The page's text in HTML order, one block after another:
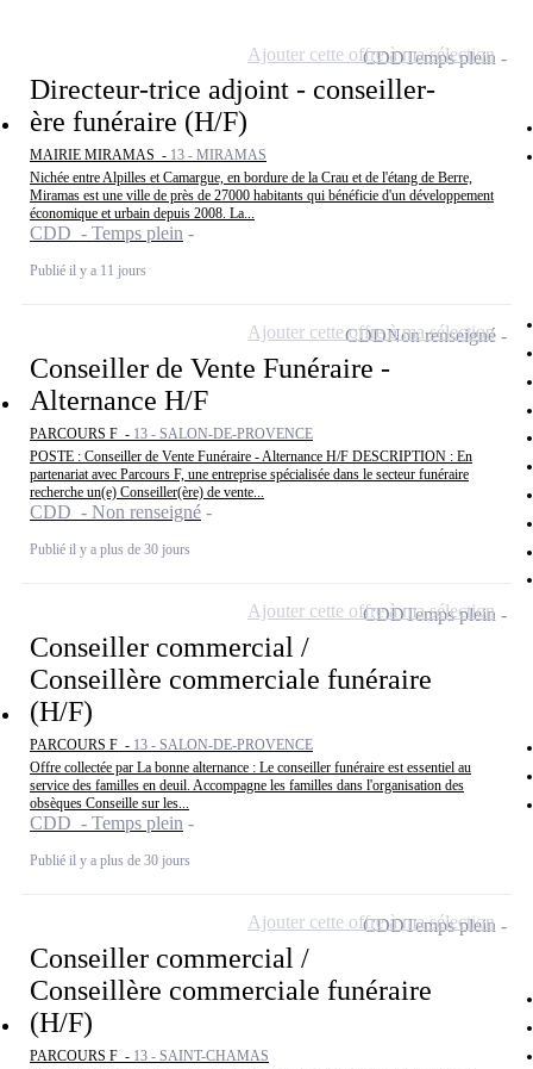
Directeur-trice adjoint - conseiller-
ère funéraire (H/F)
MAIRIE MIRAMAS - 13 - MIRAMAS
Nichée entre Alpilles et Camargue, en bordure de la Crau et de l'étang de Berre,
Miramas est une ville de près de 27000 habitants qui bénéficie d'un développement
économique et urbain depuis 2008. La...
CDD - Temps plein
Publié il y a 11 jours
CDDTemps plein
Ajouter cette offre à ma sélection
Conseiller de Vente Funéraire -
Alternance H/F
PARCOURS F - 13 - SALON-DE-PROVENCE
POSTE : Conseiller de Vente Funéraire - Alternance H/F DESCRIPTION : En
partenariat avec Parcours F, une entreprise spécialisée dans le secteur funéraire
recherche un(e) Conseiller(ère) de vente...
CDD - Non renseigné
Publié il y a plus de 30 jours
CDDNon renseigné
Ajouter cette offre à ma sélection
Conseiller commercial /
Conseillère commerciale funéraire
(H/F)
PARCOURS F - 13 - SALON-DE-PROVENCE
Offre collectée par La bonne alternance : Le conseiller funéraire est essentiel au
service des familles en deuil. Accompagne les familles dans l'organisation des
obsèques Conseille sur les...
CDD - Temps plein
Publié il y a plus de 30 jours
CDDTemps plein
Ajouter cette offre à ma sélection
Conseiller commercial /
Conseillère commerciale funéraire
(H/F)
PARCOURS F - 13 - SAINT-CHAMAS
CDDTemps plein
Ajouter cette offre à ma sélection